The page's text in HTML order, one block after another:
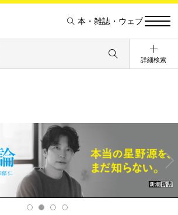
本・雑誌・ウェブ
詳細検索
Ne
xt